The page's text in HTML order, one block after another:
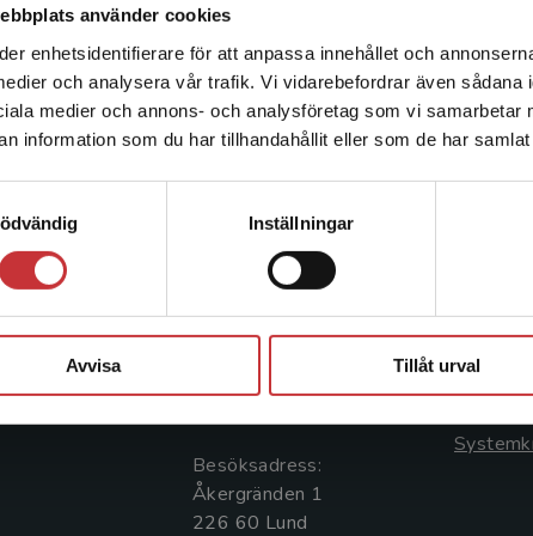
använder cookies
enhetsidentifierare för att anpassa innehållet och
och analysera vår trafik. Vi vidarebefordrar även sådana
medier och annons- och analysföretag som vi
information som du har tillhandahållit eller som de har
Inställningar
Avvisa Tillåt urval
Det verkar som att du besöker
enhet utanför Sverige. Vi erbjuder inte
Sverige. För att kunna slutföra ett köp
leveransadressen vara i Sverige.Läs mer
idag Sveriges
kurslitteratur,
Kontakta oss
Besöksadress:
Åkergränden 1